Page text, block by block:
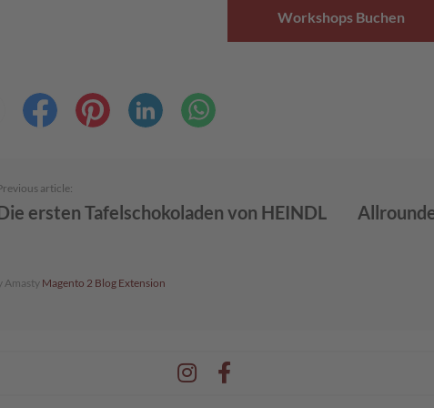
Workshops Buchen
article:
ersten Tafelschokoladen von HEINDL
Amasty Magento 2 Blog Extension